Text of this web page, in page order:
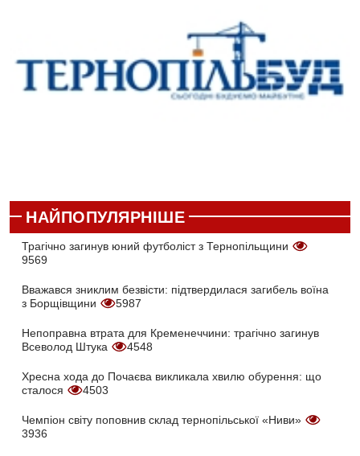
НАЙПОПУЛЯРНІШЕ
Трагічно загинув юний футболіст з Тернопільщини
9569
Вважався зниклим безвісти: підтвердилася загибель воїна
з Борщівщини
5987
Непоправна втрата для Кременеччини: трагічно загинув
Всеволод Штука
4548
Хресна хода до Почаєва викликала хвилю обурення: що
сталося
4503
Чемпіон світу поповнив склад тернопільської «Ниви»
3936